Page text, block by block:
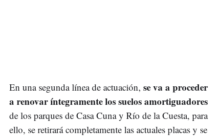
En una segunda línea de actuación, se va a proceder
a renovar íntegramente los suelos amortiguadores
de los parques de Casa Cuna y Río de la Cuesta, para
ello, se retirará completamente las actuales placas y se